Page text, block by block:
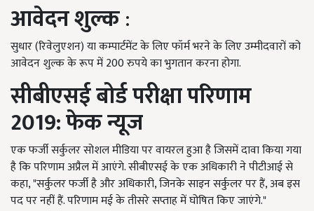
आवेदन शुल्क:
सुधार (रिवेलुएशन) या कम्पार्टमेंट के लिए फॉर्म भरने के लिए उम्मीदवारों को
आवेदन शुल्क के रूप में 200 रुपये का भुगतान करना होगा.
सीबीएसई बोर्ड परीक्षा परिणाम
2019:फेक न्यूज
एक फर्जी सर्कुलर सोशल मीडिया पर वायरल हुआ है जिसमें दावा किया गया
है कि परिणाम अप्रैल में आएंगे. सीबीएसई के एक अधिकारी ने पीटीआई से
कहा, "सर्कुलर फर्जी है और अधिकारी, जिनके साइन सर्कुलर पर हैं, अब इस
पद पर नहीं हैं. परिणाम मई के तीसरे सप्ताह में घोषित किए जाएंगे."